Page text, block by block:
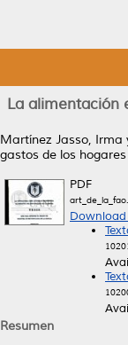
La alimentación
Martínez Jasso, Irma
gastos de los
PDF
Resumen